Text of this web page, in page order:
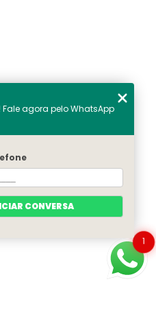
1
Fale agora pelo WhatsApp
CONVERSA